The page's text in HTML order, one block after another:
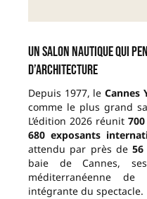
Un salon nautique qui
d’architecture
Depuis 1977, leCannes
comme le plus grand
L’édition 2026 réunit
680 exposants
attendu par près de
baie de Cannes,
méditerranéenne
intégrante du spectacle.